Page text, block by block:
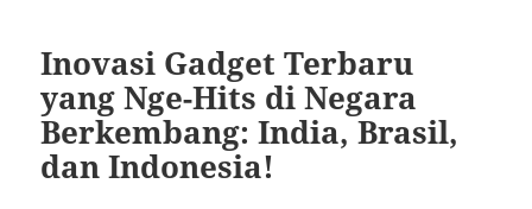
Inovasi Gadget Terbaru
yang Nge-Hits di Negara
Berkembang: India, Brasil,
dan Indonesia!